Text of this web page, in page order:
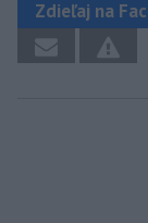
Zdieľaj na